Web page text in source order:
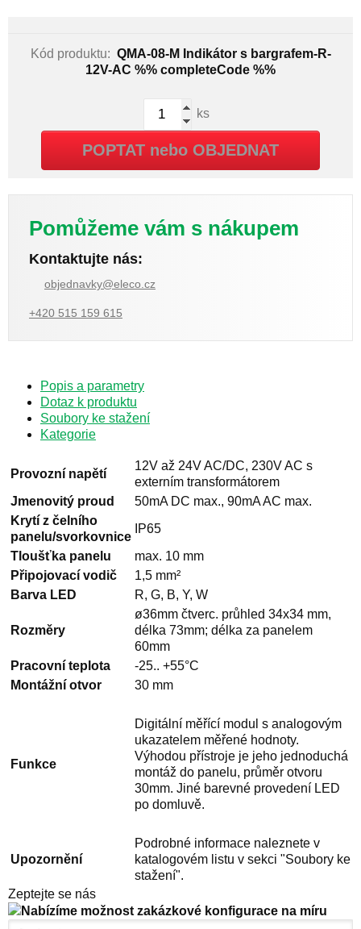
Kód produktu: QMA-08-M Indikátor s bargrafem-R-
12V-AC %% completeCode %%
ks
POPTAT nebo OBJEDNAT
Pomůžeme vám s nákupem
Kontaktujte nás:
objednavky@eleco.cz
+420 515 159 615
Popis a parametry
Dotaz k produktu
Soubory ke stažení
Kategorie
Provozní napětí
12V až 24V AC/DC, 230V AC s
externím transformátorem
Jmenovitý proud
50mA DC max., 90mA AC max.
Krytí z čelního
panelu/svorkovnice
IP65
Tloušťka panelu
max. 10 mm
Připojovací vodič
1,5 mm²
Barva LED
R, G, B, Y, W
Rozměry
ø36mm čtverc. průhled 34x34 mm,
délka 73mm; délka za panelem
60mm
Pracovní teplota
-25.. +55°C
Montážní otvor
30 mm
Funkce
Digitální měřící modul s analogovým
ukazatelem měřené hodnoty.
Výhodou přístroje je jeho jednoduchá
montáž do panelu, průměr otvoru
30mm. Jiné barevné provedení LED
po domluvě.
Upozornění
Podrobné informace naleznete v
katalogovém listu v sekci "Soubory ke
stažení".
Zeptejte se nás
Nabízíme možnost zakázkové konfigurace na míru